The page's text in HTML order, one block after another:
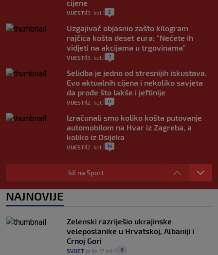
cijene
VIJESTI 3. kol. 2
Uzgajivač objasnio zašto kilogram
rajčica košta deset eura: "Nećete ih
vidjeti na akcijama u trgovinama"
VIJESTI 3. kol. 7
Selidba je jedno od stresnijih iskustava.
Evo aktualnih cijena i nekoliko savjeta
da prođe što lakše i jeftinije
VIJESTI 2. kol. 0
Izračunali smo koliko košta putovanje
automobilom na Hvar iz Zagreba, a
koliko iz Osijeka
VIJESTI 2. kol. 14
"Kći je otišla na more, a zaboravila
zdravstvenu iskaznicu". Kakva su prava
pacijenata izvan mjesta prebivališta?
1
Plenković na 15 dana ukine mjere: "Ne bi
se dogodilo ništa. Vlada se zaljubila u te
intervencije"
VIJESTI
Idi na Sport
NAJNOVIJE
Zelenski razriješio ukrajinske
veleposlanike u Hrvatskoj, Albaniji i
Crnoj Gori
SVIJET prije 17 min 0